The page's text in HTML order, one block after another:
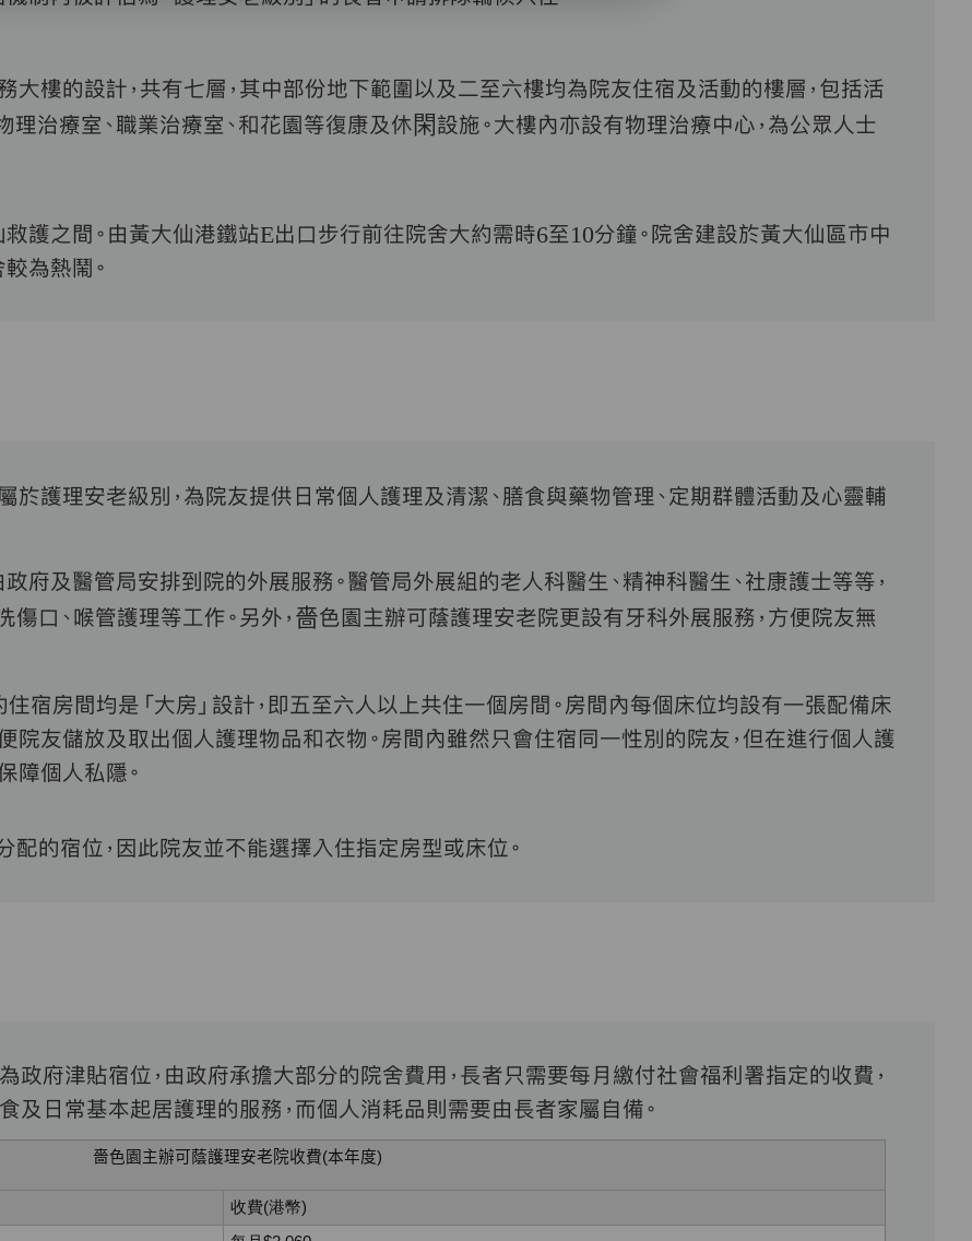
樓的設計，共有七層，其中部份地下範圍以及二至六樓均為院友住宿及活動的樓層，包括活
理治療室、職業治療室、和花園等復康及休閑設施。大樓內亦設有物理治療中心，為公眾人士
護之間。由黃大仙港鐵站E出口步行前往院舍大約需時6至10分鐘。院舍建設於黃大仙區市中
為熱鬧。
護理安老級別，為院友提供日常個人護理及清潔、膳食與藥物管理、定期群體活動及心靈輔
府及醫管局安排到院的外展服務。醫管局外展組的老人科醫生、精神科醫生、社康護士等等，
口、喉管護理等工作。另外，嗇色園主辦可蔭護理安老院更設有牙科外展服務，方便院友無
宿房間均是「大房」設計，即五至六人以上共住一個房間。房間內每個床位均設有一張配備床
院友儲放及取出個人護理物品和衣物。房間內雖然只會住宿同一性別的院友，但在進行個人護
障個人私隱。
的宿位，因此院友並不能選擇入住指定房型或床位。
政府津貼宿位，由政府承擔大部分的院舍費用，長者只需要每月繳付社會福利署指定的收費，
及日常基本起居護理的服務，而個人消耗品則需要由長者家屬自備。
嗇色園主辦可蔭護理安老院收費(本年度)
收費(港幣)